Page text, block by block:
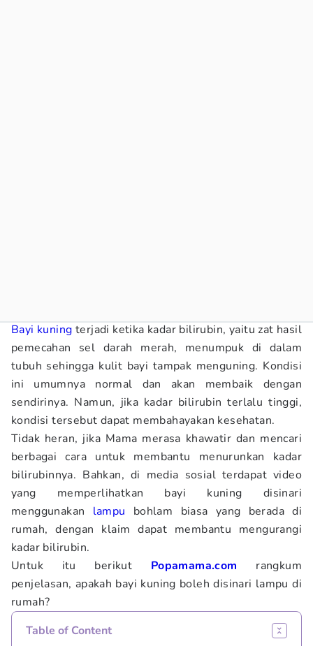
Bayi kuning terjadi ketika kadar bilirubin, yaitu zat hasil
pemecahan sel darah merah, menumpuk di dalam
tubuh sehingga kulit bayi tampak menguning. Kondisi
ini umumnya normal dan akan membaik dengan
sendirinya. Namun, jika kadar bilirubin terlalu tinggi,
kondisi tersebut dapat membahayakan kesehatan.
Tidak heran, jika Mama merasa khawatir dan mencari
berbagai cara untuk membantu menurunkan kadar
bilirubinnya. Bahkan, di media sosial terdapat video
yang memperlihatkan bayi kuning disinari
menggunakan lampu bohlam biasa yang berada di
rumah, dengan klaim dapat membantu mengurangi
kadar bilirubin.
Untuk itu berikut Popamama.com rangkum
penjelasan, apakah bayi kuning boleh disinari lampu di
rumah?
Table of Content